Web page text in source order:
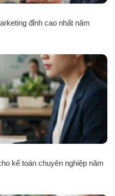
đỉnh cao nhất năm
kế toán chuyên nghiệp năm